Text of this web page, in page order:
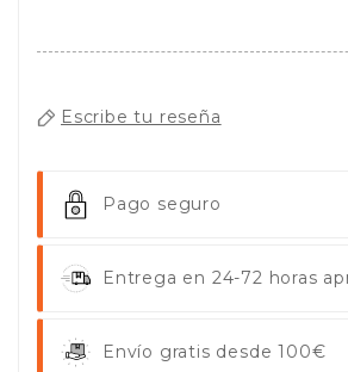
Escribe tu reseña
Pago seguro
Entrega en 24-72 horas
Envío gratis desde 100€